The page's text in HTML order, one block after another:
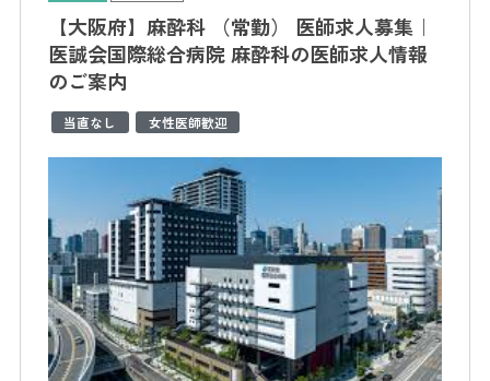
【大阪府】麻酔科 （常勤） 医師求人募集｜
医誠会国際総合病院 麻酔科の医師求人情報
のご案内
当直なし 女性医師歓迎